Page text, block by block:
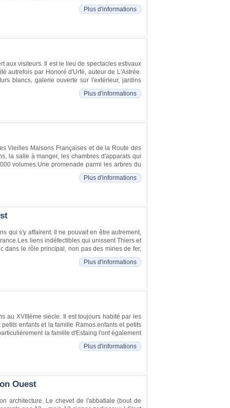
Plus d'informations
aux visiteurs. Il est le lieu de spectacles estivaux
autrefois par Honoré d'Urfé, auteur de L'Astrée.
blancs, galerie ouverte sur l'extérieur, jardins
Plus d'informations
Vieilles Maisons Françaises et de la Route des
la salle à manger, les chambres d'apparats qui
volumes.Une promenade parmi les arbres du
Plus d'informations
qui s'y affairent. Il ne pouvait en être autrement,
liens indéfectibles qui unissent Thiers et
dans le rôle principal, non pas des mines de fer,
Plus d'informations
au XVIIIème siècle. Il est toujours habité par les
enfants et la famille Ramos.enfants et petits
la famille d'Estaing l'ont également
Plus d'informations
Ouest
architecture. Le chevet de l'abbatiale (bout de